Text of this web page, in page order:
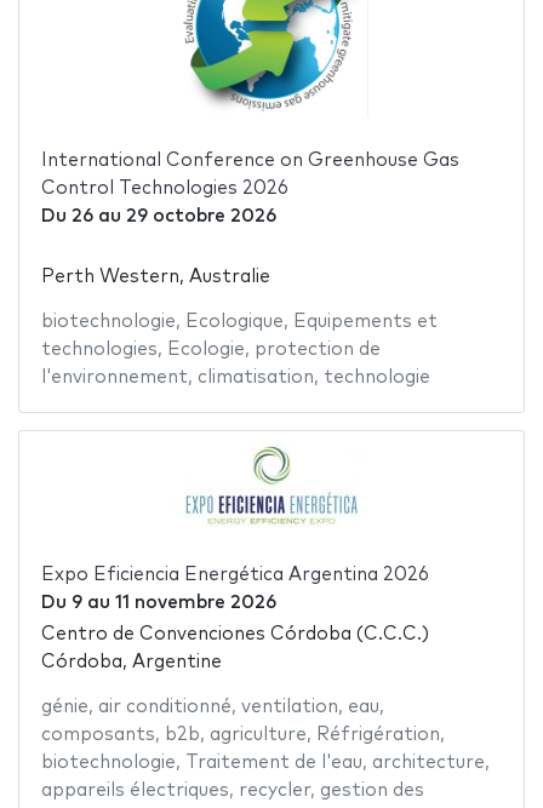
International Conference on Greenhouse Gas
Control Technologies 2026
Du 26au 29 octobre 2026
Perth Western, Australie
biotechnologie, Ecologique, Equipements et
technologies, Ecologie, protection de
l'environnement, climatisation, technologie
Expo Eficiencia Energética Argentina 2026
Du 9au 11 novembre 2026
Centro de Convenciones Córdoba (C.C.C.)
Córdoba, Argentine
génie, air conditionné, ventilation, eau,
composants, b2b, agriculture, Réfrigération,
biotechnologie, Traitement de l'eau, architecture,
appareils électriques, recycler, gestion des